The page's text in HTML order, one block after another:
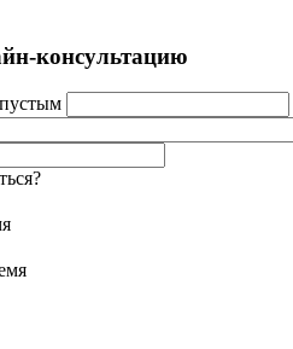
консультацию